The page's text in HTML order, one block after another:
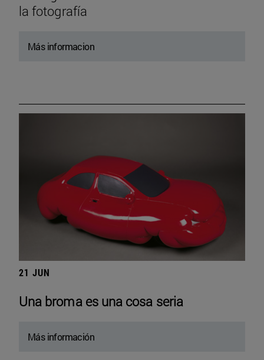
la fotografía
Más informacion
21 JUN
Una broma es una cosa seria
Más información